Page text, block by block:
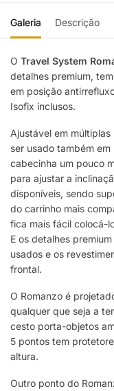
Galeria Descrição
O Travel System
detalhes premium,
em posição
Isofix inclusos.
Ajustável em
ser usado também
cabecinha um pouco
para ajustar a
disponíveis, sendo
do carrinho mais
fica mais fácil colocá-
E os detalhes
usados e os
frontal.
O Romanzo é
qualquer que seja a
cesto porta-objetos
5 pontos tem
altura.
Outro ponto do